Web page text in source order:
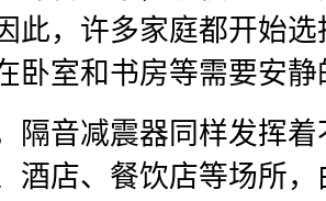
此，许多家庭都开始
卧室和书房等需要安静
隔音减震器同样发挥
酒店、餐饮店等场所